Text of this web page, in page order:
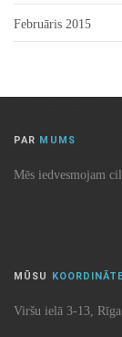
Februāris 2015
PAR MUMS
Mēs iedvesmojam
MŪSU
Viršu ielā 3-13,